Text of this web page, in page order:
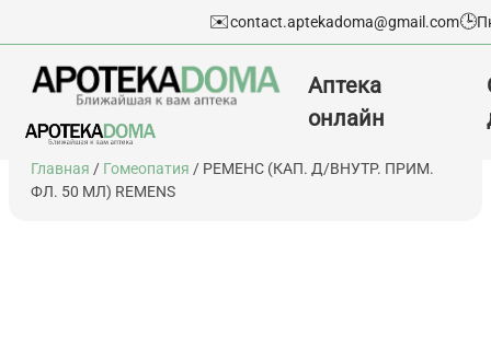
Перейти
содержимому
✉️contact.aptekadoma@gmail.com🕒
Аптека
онлайн
Главная / Гомеопатия / РЕМЕНС (КАП. Д/ВНУТР. ПРИМ.
ФЛ. 50 МЛ) REMENS